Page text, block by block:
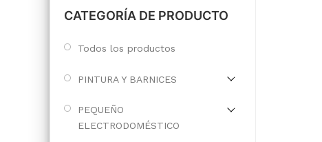
CATEGORÍA DE PRODUCTO
Todos los productos
PINTURA Y BARNICES
PEQUEÑO
ELECTRODOMÉSTICO